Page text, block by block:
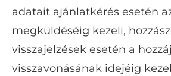
adatait ajánlatkérés esetén
megküldéséig kezeli,
visszajelzések esetén a
visszavonásának idejéig